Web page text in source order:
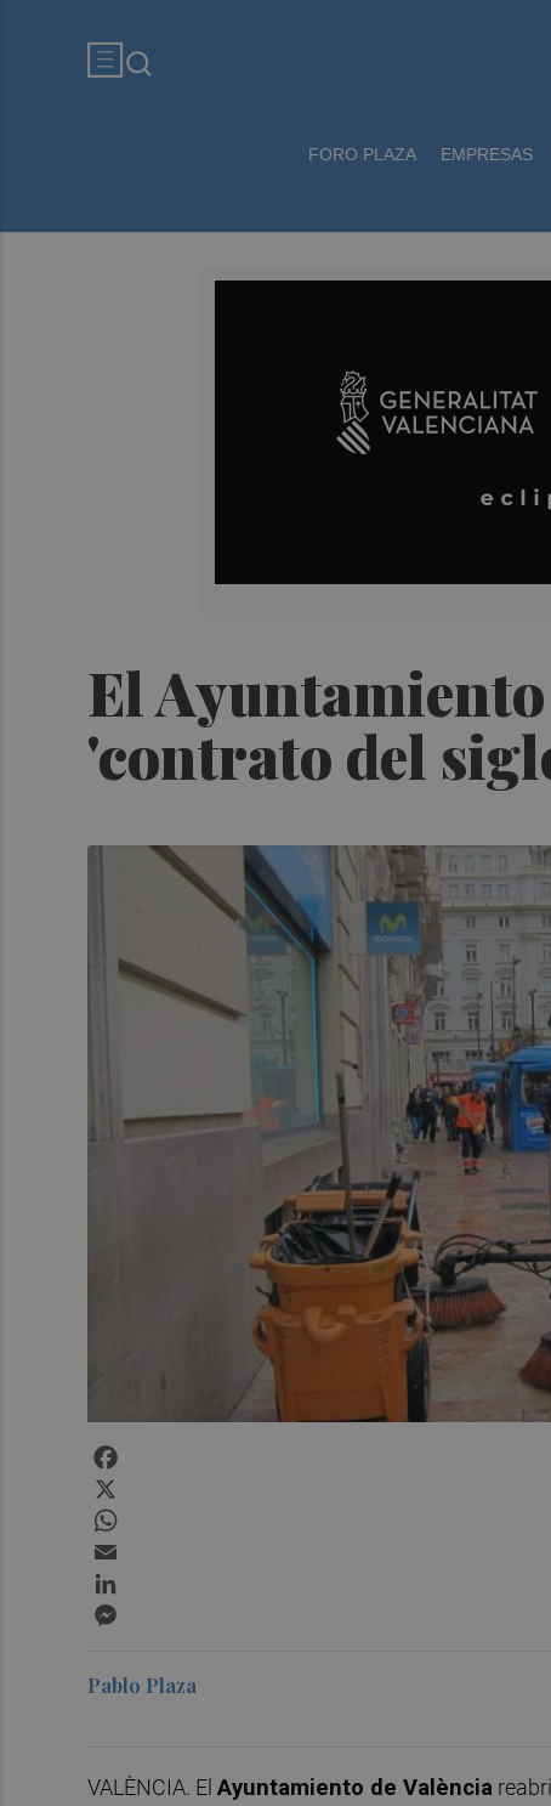
FORO PLAZA EMPRESAS
El
'contrato del
Pablo Plaza
VALÈNCIA. El Ayuntamiento de València